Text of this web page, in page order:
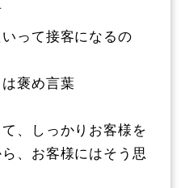
って接客になるの
褒め言葉
、しっかりお客様を
、お客様にはそう思